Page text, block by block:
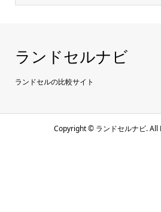
ランドセルナビ
ランドセルの比較サイト
Copyright ©ランドセルナビ. All